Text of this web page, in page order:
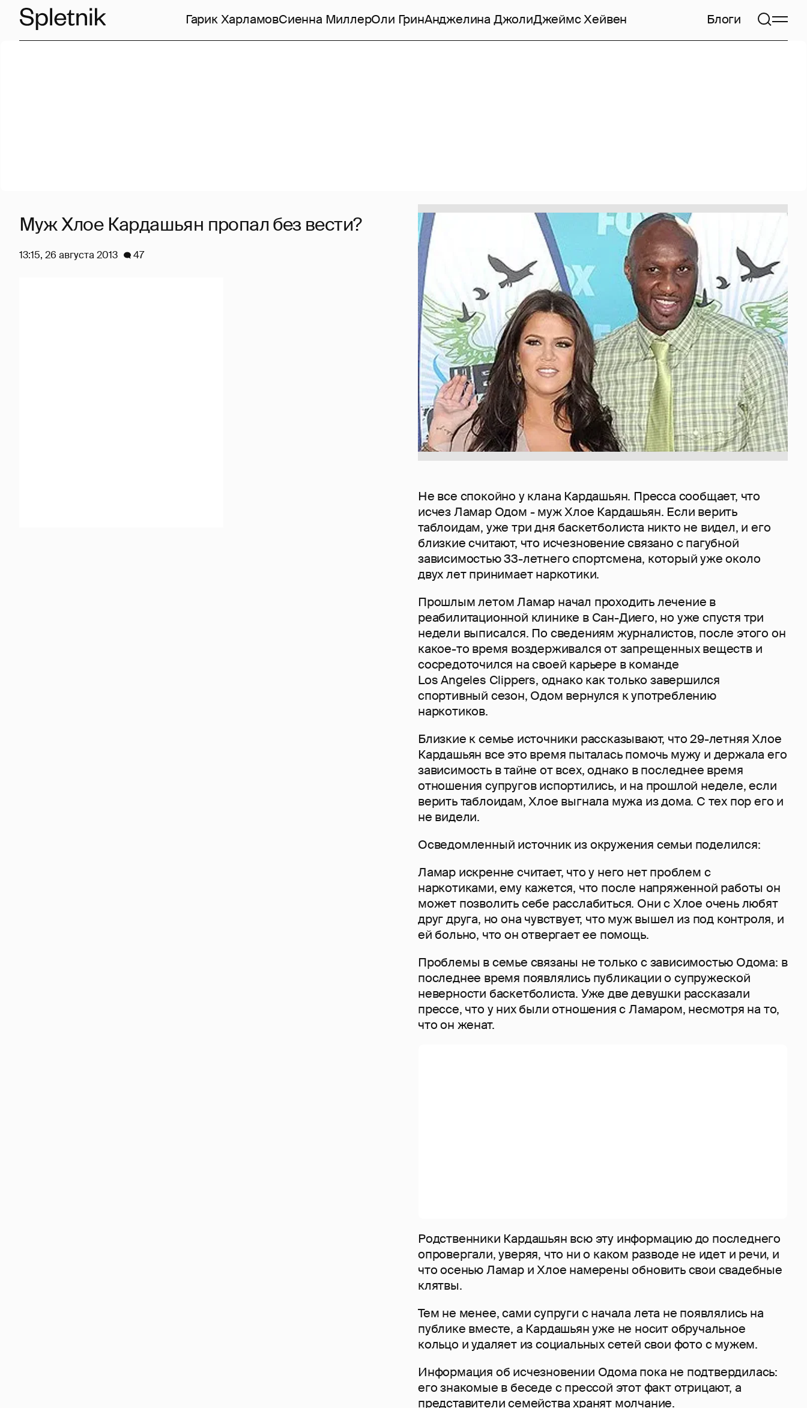
Гарик ХарламовСиенна МиллерОли ГринАнджелина ДжолиДжеймс Хейвен Блоги
Не все спокойно у клана Кардашьян. Пресса сообщает, что
исчез Ламар Одом - муж Хлое Кардашьян. Если верить
таблоидам, уже три дня баскетболиста никто не видел, и его
близкие считают, что исчезновение связано с пагубной
зависимостью 33-летнего спортсмена, который уже около
двух лет принимает наркотики.
Прошлым летом Ламар начал проходить лечение в
реабилитационной клинике в Сан-Диего, но уже спустя три
недели выписался. По сведениям журналистов, после этого он
какое-то время воздерживался от запрещенных веществ и
сосредоточился на своей карьере в команде
Los Angeles Clippers, однако как только завершился
спортивный сезон, Одом вернулся к употреблению
наркотиков.
Близкие к семье источники рассказывают, что 29-летняя Хлое
Кардашьян все это время пыталась помочь мужу и держала его
зависимость в тайне от всех, однако в последнее время
отношения супругов испортились, и на прошлой неделе, если
верить таблоидам, Хлое выгнала мужа из дома. С тех пор его и
не видели.
Осведомленный источник из окружения семьи поделился:
Ламар искренне считает, что у него нет проблем с
наркотиками, ему кажется, что после напряженной работы он
может позволить себе расслабиться. Они с Хлое очень любят
друг друга, но она чувствует, что муж вышел из под контроля, и
ей больно, что он отвергает ее помощь.
Проблемы в семье связаны не только с зависимостью Одома: в
последнее время появлялись публикации о супружеской
неверности баскетболиста. Уже две девушки рассказали
прессе, что у них были отношения с Ламаром, несмотря на то,
что он женат.
Родственники Кардашьян всю эту информацию до последнего
опровергали, уверяя, что ни о каком разводе не идет и речи, и
что осенью Ламар и Хлое намерены обновить свои свадебные
клятвы.
Тем не менее, сами супруги с начала лета не появлялись на
публике вместе, а Кардашьян уже не носит обручальное
кольцо и удаляет из социальных сетей свои фото с мужем.
Информация об исчезновении Одома пока не подтвердилась:
его знакомые в беседе с прессой этот факт отрицают, а
представители семейства хранят молчание.
Муж Хлое Кардашьян пропал без вести?
13:15, 26 августа 2013 47